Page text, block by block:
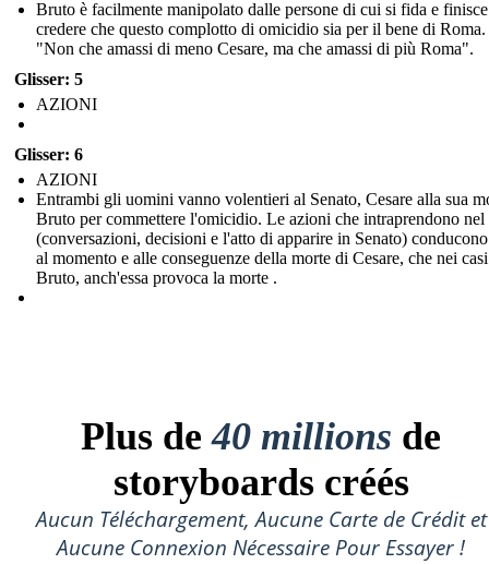
Bruto è facilmente manipolato dalle persone di cui si fida e
credere che questo complotto di omicidio sia per il bene di
"Non che amassi di meno Cesare, ma che amassi di più Roma".
Glisser: 5
AZIONI
Glisser: 6
AZIONI
Entrambi gli uomini vanno volentieri al Senato, Cesare alla sua
Bruto per commettere l'omicidio. Le azioni che intraprendono nel
(conversazioni, decisioni e l'atto di apparire in Senato)
al momento e alle conseguenze della morte di Cesare, che nei
Bruto, anch'essa provoca la morte .
Plus de40 millions de
storyboards créés
Aucun Téléchargement, Aucune Carte de Crédit et
Aucune Connexion Nécessaire Pour Essayer !